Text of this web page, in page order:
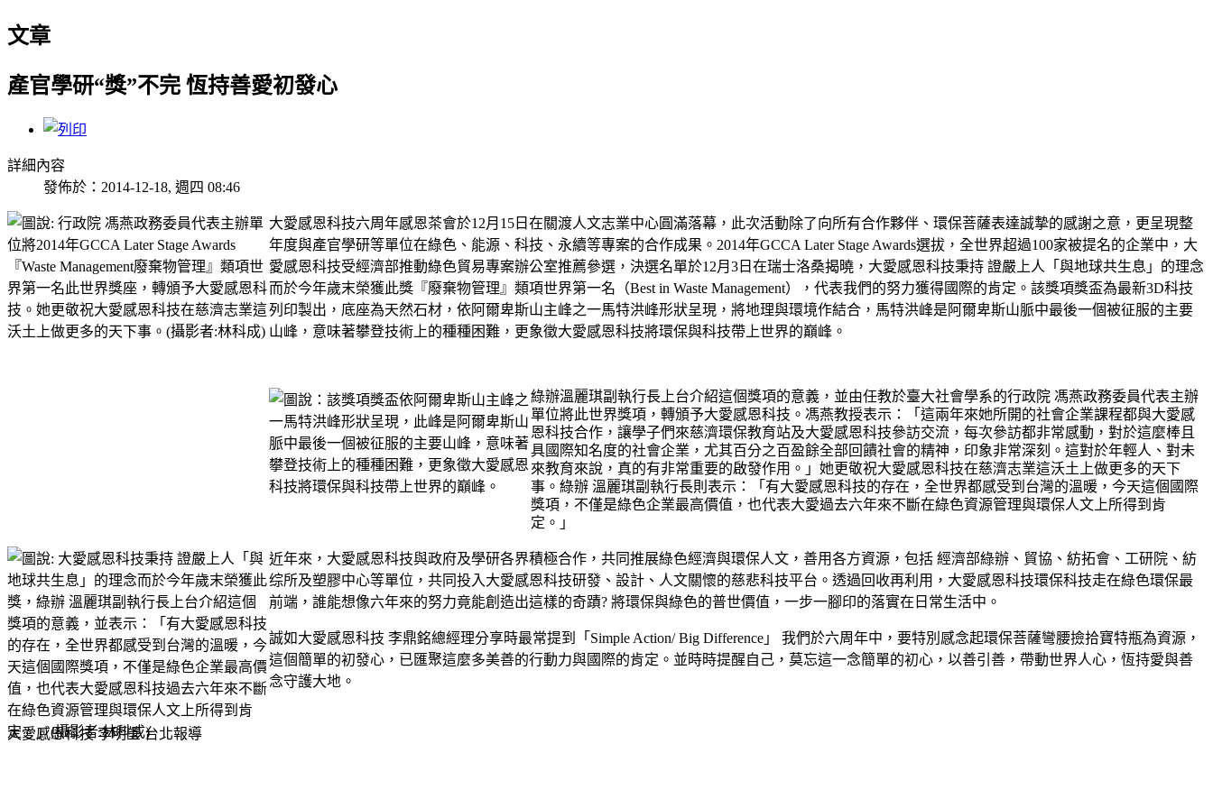
文章
產官學研“獎”不完 恆持善愛初發心
詳細內容
發佈於：2014-12-18, 週四 08:46
大愛感恩科技六周年感恩茶會於12月15日在關渡人文志業中心圓滿落幕，此次活動除了向所有合作夥伴、環保菩薩表達誠摯的感謝之意，更呈現整
年度與產官學研等單位在綠色、能源、科技、永續等專案的合作成果。2014年GCCA Later Stage Awards選拔，全世界超過100家被提名的企業中，大
愛感恩科技受經濟部推動綠色貿易專案辦公室推薦參選，決選名單於12月3日在瑞士洛桑揭曉，大愛感恩科技秉持 證嚴上人「與地球共生息」的理念
而於今年歲末榮獲此獎『廢棄物管理』類項世界第一名（Best in Waste Management），代表我們的努力獲得國際的肯定。該獎項獎盃為最新3D科技
列印製出，底座為天然石材，依阿爾卑斯山主峰之一馬特洪峰形狀呈現，將地理與環境作結合，馬特洪峰是阿爾卑斯山脈中最後一個被征服的主要
山峰，意味著攀登技術上的種種困難，更象徵大愛感恩科技將環保與科技帶上世界的巔峰。
綠辦溫麗琪副執行長上台介紹這個獎項的意義，並由任教於臺大社會學系的行政院 馮燕政務委員代表主辦
單位將此世界獎項，轉頒予大愛感恩科技。馮燕教授表示：「這兩年來她所開的社會企業課程都與大愛感
恩科技合作，讓學子們來慈濟環保教育站及大愛感恩科技參訪交流，每次參訪都非常感動，對於這麼棒且
具國際知名度的社會企業，尤其百分之百盈餘全部回饋社會的精神，印象非常深刻。這對於年輕人、對未
來教育來說，真的有非常重要的啟發作用。」她更敬祝大愛感恩科技在慈濟志業這沃土上做更多的天下
事。綠辦 溫麗琪副執行長則表示：「有大愛感恩科技的存在，全世界都感受到台灣的溫暖，今天這個國際
獎項，不僅是綠色企業最高價值，也代表大愛過去六年來不斷在綠色資源管理與環保人文上所得到肯
定。」
近年來，大愛感恩科技與政府及學研各界積極合作，共同推展綠色經濟與環保人文，善用各方資源，包括 經濟部綠辦、貿協、紡拓會、工研院、紡
综所及塑膠中心等單位，共同投入大愛感恩科技研發、設計、人文關懷的慈悲科技平台。透過回收再利用，大愛感恩科技環保科技走在綠色環保最
前端，誰能想像六年來的努力竟能創造出這樣的奇蹟? 將環保與綠色的普世價值，一步一腳印的落實在日常生活中。
誠如大愛感恩科技 李鼎銘總經理分享時最常提到「Simple Action/ Big Difference」 我們於六周年中，要特別感念起環保菩薩彎腰撿拾寶特瓶為資源，
這個簡單的初發心，已匯聚這麼多美善的行動力與國際的肯定。並時時提醒自己，莫忘這一念簡單的初心，以善引善，帶動世界人心，恆持愛與善
念守護大地。
大愛感恩科技 李明瑩 台北報導